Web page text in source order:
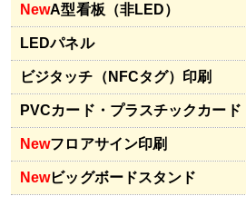
NewA型看板（非LED）
LEDパネル
ビジタッチ（NFCタグ）印刷
PVCカード・プラスチックカード
Newフロアサイン印刷
Newビッグボードスタンド